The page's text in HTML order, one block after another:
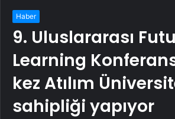
Haber
9. Uluslararası
Learning
kez Atılım
sahipliği yapıyor